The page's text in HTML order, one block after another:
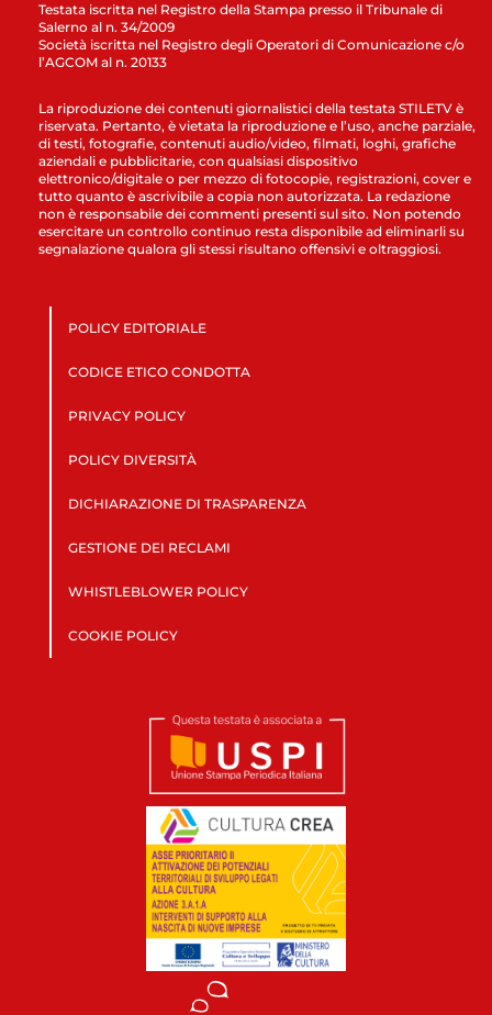
Testata iscritta nel Registro della Stampa presso il Tribunale di
Salerno al n. 34/2009
Società iscritta nel Registro degli Operatori di Comunicazione c/o
l’AGCOM al n. 20133
La riproduzione dei contenuti giornalistici della testata STILETV è
riservata. Pertanto, è vietata la riproduzione e l’uso, anche parziale,
di testi, fotografie, contenuti audio/video, filmati, loghi, grafiche
aziendali e pubblicitarie, con qualsiasi dispositivo
elettronico/digitale o per mezzo di fotocopie, registrazioni, cover e
tutto quanto è ascrivibile a copia non autorizzata. La redazione
non è responsabile dei commenti presenti sul sito. Non potendo
esercitare un controllo continuo resta disponibile ad eliminarli su
segnalazione qualora gli stessi risultano offensivi e oltraggiosi.
POLICY EDITORIALE
CODICE ETICO CONDOTTA
PRIVACY POLICY
POLICY DIVERSITÀ
DICHIARAZIONE DI TRASPARENZA
GESTIONE DEI RECLAMI
WHISTLEBLOWER POLICY
COOKIE POLICY